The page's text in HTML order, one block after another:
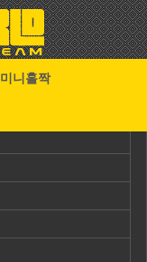
미니홀짝